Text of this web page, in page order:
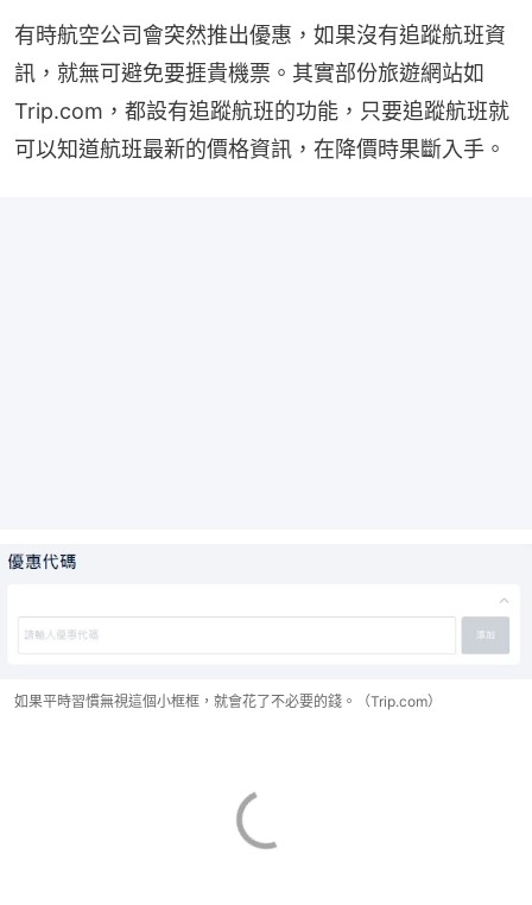
有時航空公司會突然推出優惠，如果沒有追蹤航班資
訊，就無可避免要捱貴機票。其實部份旅遊網站如
Trip.com，都設有追蹤航班的功能，只要追蹤航班就
可以知道航班最新的價格資訊，在降價時果斷入手。
如果平時習慣無視這個小框框，就會花了不必要的錢。（Trip.com）